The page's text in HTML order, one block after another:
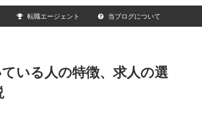
転職エージェント 当ブログについて
いる人の特徴、求人の選